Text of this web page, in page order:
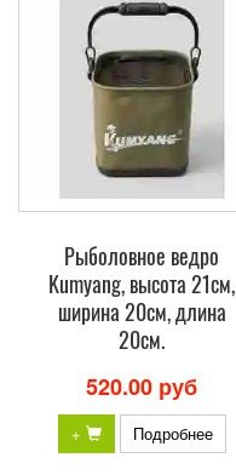
Рыболовное ведро
Kumyang, высота 21см,
ширина 20см, длина
20см.
520.00 руб
+ Подробнее